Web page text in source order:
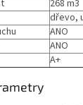
268 m3
dřevo,
ANO
ANO
A+